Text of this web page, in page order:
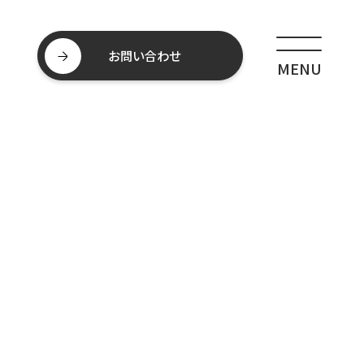
お問い合わせ